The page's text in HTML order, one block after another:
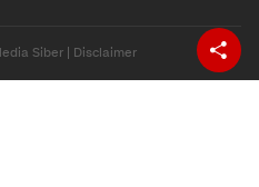
Siber | Disclaimer